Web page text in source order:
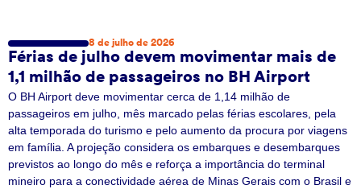
8 de julho de 2026
Férias de julho devem movimentar mais de
1,1 milhão de passageiros no BH Airport
O BH Airport deve movimentar cerca de 1,14 milhão de
passageiros em julho, mês marcado pelas férias escolares, pela
alta temporada do turismo e pelo aumento da procura por viagens
em família. A projeção considera os embarques e desembarques
previstos ao longo do mês e reforça a importância do terminal
mineiro para a conectividade aérea de Minas Gerais com o Brasil e